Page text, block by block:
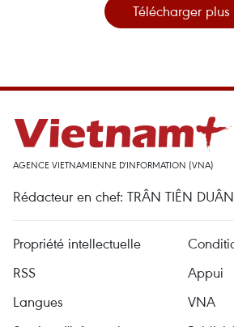
Télécharger plus
AGENCE VIETNAMIENNE D'INFORMATION (VNA)
Rédacteur en chef: TRÂN TIÊN DUÂN
Propriété intellectuelle
RSS
Appui
Langues
VNA